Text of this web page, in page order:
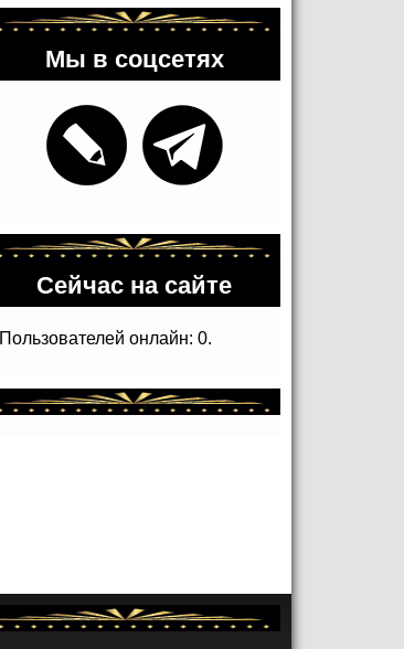
Мы в соцсетях
Сейчас на сайте
Пользователей онлайн: 0.